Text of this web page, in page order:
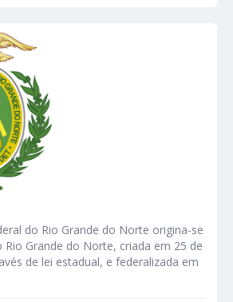
do Rio Grande do Norte origina-se
Rio Grande do Norte, criada em 25 de
de lei estadual, e federalizada em